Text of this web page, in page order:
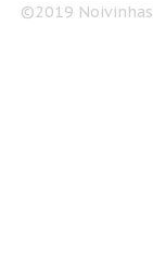
©2019